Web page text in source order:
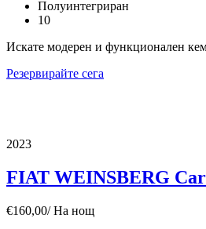
Полуинтегриран
10
Искате модерен и функционален
Резервирайте сега
2023
FIAT WEINSBERG
160,00
€
/ На нощ